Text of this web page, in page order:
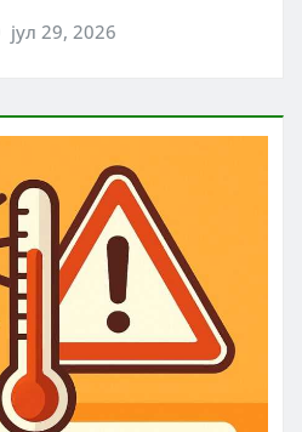
јул 29, 2026